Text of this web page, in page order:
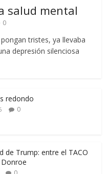
salud mental
0
tristes, ya llevaba
depresión silenciosa
redondo
0
de Trump: entre el TACO